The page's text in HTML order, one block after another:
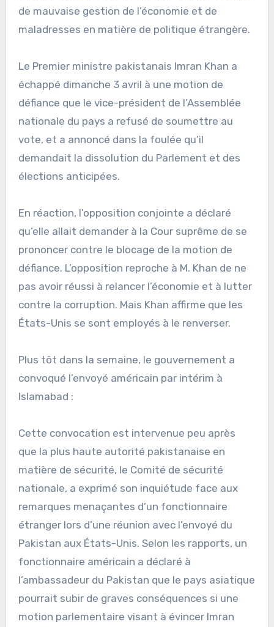
de mauvaise gestion de l’économie et de
maladresses en matière de politique étrangère.
Le Premier ministre pakistanais Imran Khan a
échappé dimanche 3 avril à une motion de
défiance que le vice-président de l’Assemblée
nationale du pays a refusé de soumettre au
vote, et a annoncé dans la foulée qu’il
demandait la dissolution du Parlement et des
élections anticipées.
En réaction, l’opposition conjointe a déclaré
qu’elle allait demander à la Cour suprême de se
prononcer contre le blocage de la motion de
défiance. L’opposition reproche à M. Khan de ne
pas avoir réussi à relancer l’économie et à lutter
contre la corruption. Mais Khan affirme que les
États-Unis se sont employés à le renverser.
Plus tôt dans la semaine, le gouvernement a
convoqué l’envoyé américain par intérim à
Islamabad :
Cette convocation est intervenue peu après
que la plus haute autorité pakistanaise en
matière de sécurité, le Comité de sécurité
nationale, a exprimé son inquiétude face aux
remarques menaçantes d’un fonctionnaire
étranger lors d’une réunion avec l’envoyé du
Pakistan aux États-Unis. Selon les rapports, un
fonctionnaire américain a déclaré à
l’ambassadeur du Pakistan que le pays asiatique
pourrait subir de graves conséquences si une
motion parlementaire visant à évincer Imran